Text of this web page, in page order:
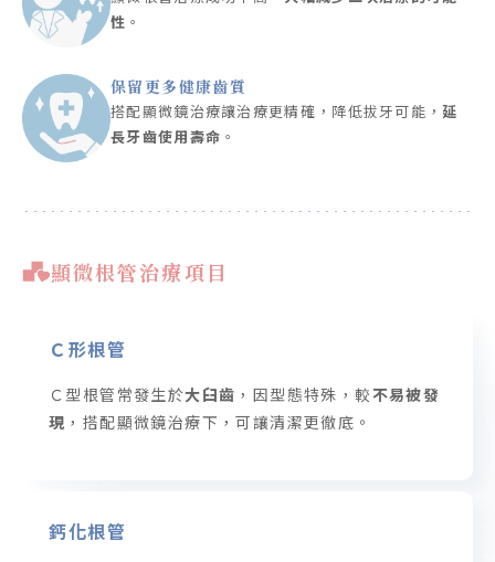
性 。
保留更多健康齒質
搭配顯微鏡治療讓治療更精確，降低拔牙可能，延
長牙齒使用壽命 。
顯微根管治療項目
Ｃ形根管
Ｃ型根管常發生於大臼齒 ，因型態特殊，較不易被發
現 ，搭配顯微鏡治療下，可讓清潔更徹底。
鈣化根管